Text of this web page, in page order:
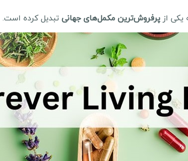
از پرفروش‌ترین مکمل‌های جهانی تبدیل کرده است.